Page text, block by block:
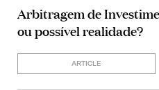
Arbitragem de
ou possível realidade?
ARTICLE